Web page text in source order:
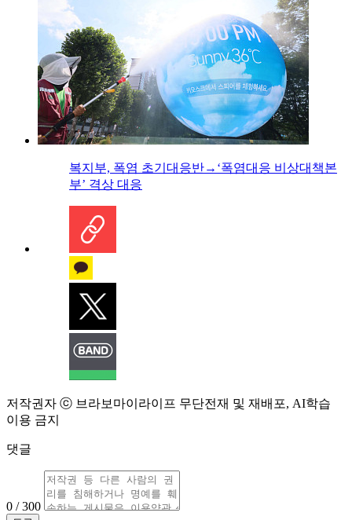
복지부, 폭염 초기대응반→‘폭염대응 비상대책본
부’ 격상 대응
저작권자 ⓒ 브라보마이라이프 무단전재 및 재배포, AI학습
이용 금지
댓글
0 / 300